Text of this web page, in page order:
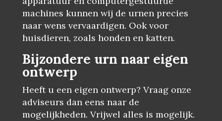
machines kunnen wij de urnen precies
naar wens vervaardigen. Ook voor
huisdieren, zoals honden en katten.
Bijzondere urn naar eigen
ontwerp
Heeft u een eigen ontwerp? Vraag onze
adviseurs dan eens naar de
mogelijkheden. Vrijwel alles is mogelijk.